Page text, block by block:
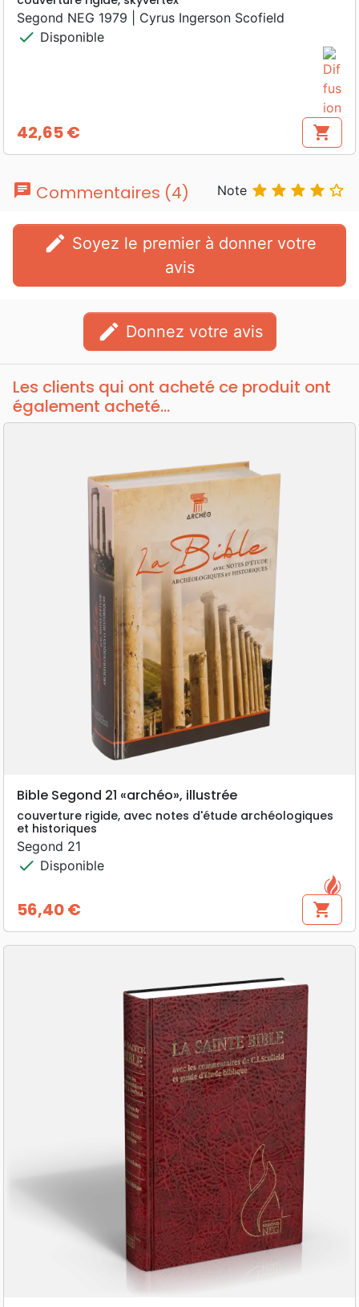
Segond NEG 1979 | Cyrus Ingerson Scofield
check Disponible
Prix
42,65 € shopping_cart
chat Commentaires (4) Note     
edit
avis
edit Donnez votre avis
Les clients qui ont acheté ce produit ont
également acheté...
Bible Segond 21 «archéo», illustrée
couverture rigide, avec notes d'étude archéologiques
et historiques
Segond 21
check Disponible
Prix
56,40 € shopping_cart